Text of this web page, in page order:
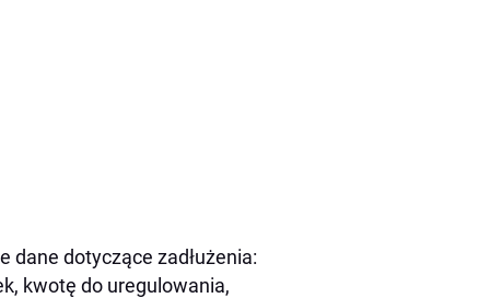
dane dotyczące zadłużenia:
kwotę do uregulowania,